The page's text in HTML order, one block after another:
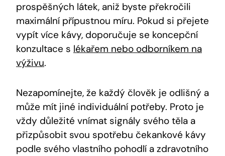
prospěšných látek, aniž byste překročili
maximální přípustnou míru. Pokud si přejete
vypít více kávy, doporučuje se koncepční
konzultace s lékařem nebo odborníkem na
výživu.
Nezapomínejte, že každý člověk je odlišný a
může mít jiné individuální potřeby. Proto je
vždy důležité vnímat signály svého těla a
přizpůsobit svou spotřebu čekankové kávy
podle svého vlastního pohodlí a zdravotního